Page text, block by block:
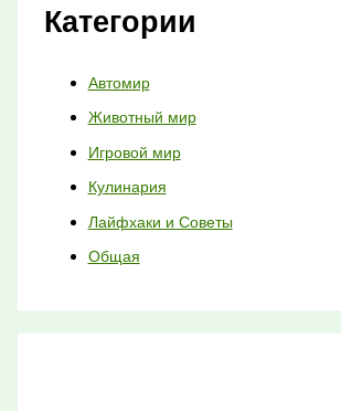
Категории
Автомир
Животный мир
Игровой мир
Кулинария
Лайфхаки и Советы
Общая